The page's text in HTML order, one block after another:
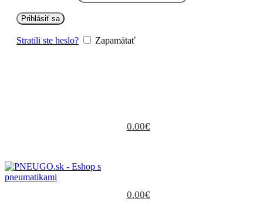
Prihlásiť sa
Stratili ste heslo? Zapamätať
0.00€
0.00€